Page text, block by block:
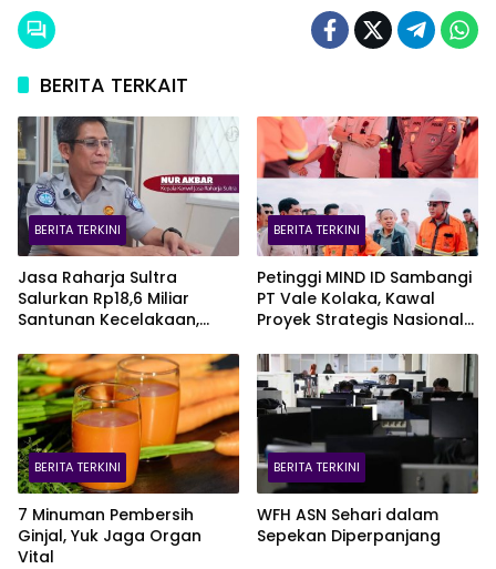
BERITA TERKAIT
BERITA TERKINI
Jasa Raharja Sultra
Salurkan Rp18,6 Miliar
Santunan Kecelakaan,
Terbanyak
BERITA TERKINI
Petinggi MIND ID Sambangi
PT Vale Kolaka, Kawal
Proyek Strategis Nasional
BERITA TERKINI
7 Minuman Pembersih
Ginjal, Yuk Jaga Organ
Vital
BERITA TERKINI
WFH ASN Sehari dalam
Sepekan Diperpanjang